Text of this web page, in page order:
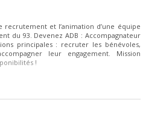
recrutement et l’animation d’une équipe
du 93. Devenez ADB : Accompagnateur
principales : recruter les bénévoles,
leur engagement. Mission
!